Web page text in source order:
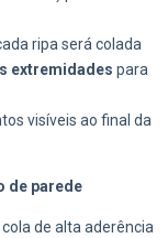
ripa será colada
extremidades para
visíveis ao final da
de parede
de alta aderência